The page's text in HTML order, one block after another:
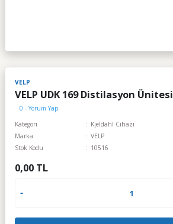
VELP
VELP UDK 169 Distilasyon Ünitesi
0 - Yorum Yap
Kategori
Kjeldahl Cihazı
Marka
VELP
Stok Kodu
10516
0,00 TL